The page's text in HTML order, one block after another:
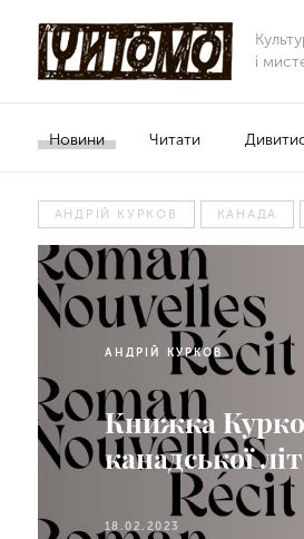
і
Новини Читати
АНДРІЙ КУРКОВ КАНАДА
АНДРІЙ КУРКОВ
Книжка
канадської
18.02.2023